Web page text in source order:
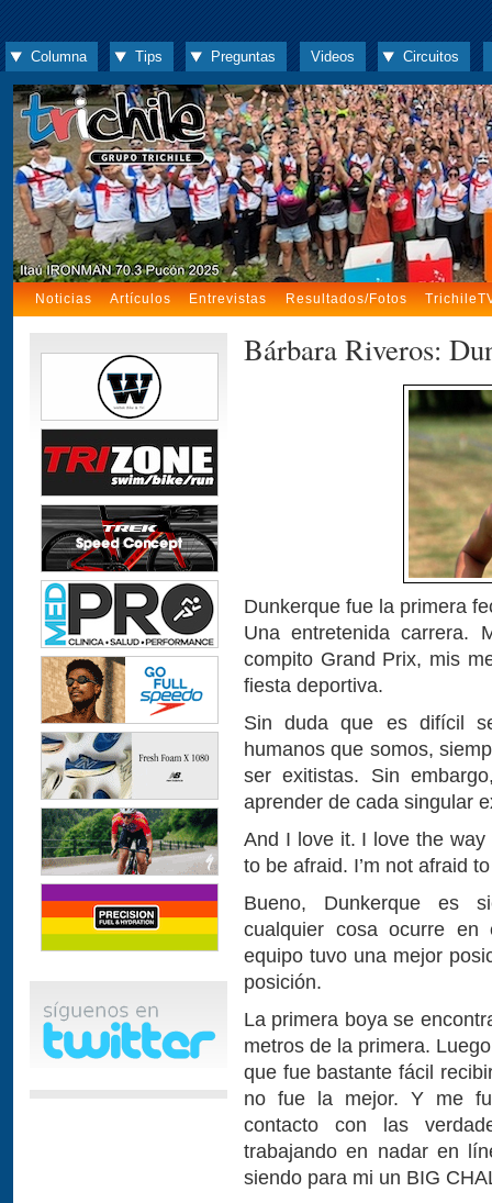
Columna Tips Preguntas Videos Circuitos
Noticias Artículos Entrevistas Resultados/Fotos
Bárbara Riveros:
Dunkerque fue la primera
Una entretenida carrera.
compito Grand Prix, mis
fiesta deportiva.
Sin duda que es difícil
humanos que somos,
ser exitistas. Sin
aprender de cada singular
And I love it. I love the
to be afraid. I’m not afraid
Bueno, Dunkerque es
cualquier cosa ocurre
equipo tuvo una mejor
posición.
La primera boya se
metros de la primera.
que fue bastante fácil
no fue la mejor. Y me
contacto con las
trabajando en nadar en
siendo para mi un BIG